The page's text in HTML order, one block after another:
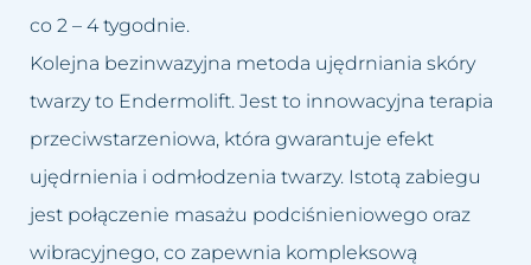
co 2 – 4 tygodnie.
Kolejna bezinwazyjna metoda ujędrniania skóry
twarzy to Endermolift. Jest to innowacyjna terapia
przeciwstarzeniowa, która gwarantuje efekt
ujędrnienia i odmłodzenia twarzy. Istotą zabiegu
jest połączenie masażu podciśnieniowego oraz
wibracyjnego, co zapewnia kompleksową